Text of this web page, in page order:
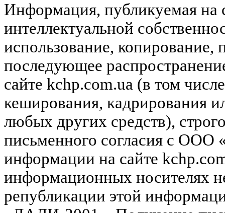
Информация, публикуемая на
интеллектуальной
использование, копирование,
последующее
сайте kchp.com.ua (в том
кеширования, кадрирования
любых других средств),
письменного согласия с
информации на сайте
информационных носителях
републикации этой